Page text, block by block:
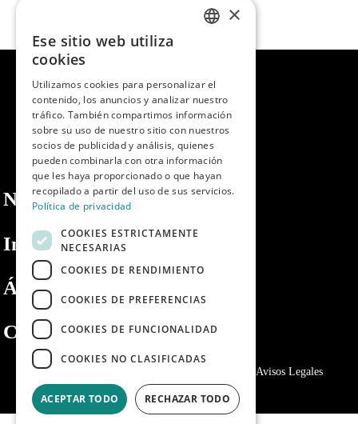
Nosotros
Información
Área privada
Contacto
Política de privacidad Avisos Legales
PORTUGUESE
×
Ese sitio web utiliza
cookies
Utilizamos cookies para personalizar el
contenido, los anuncios y analizar nuestro
tráfico. También compartimos información
sobre su uso de nuestro sitio con nuestros
socios de publicidad y análisis, quienes
pueden combinarla con otra información
que les haya proporcionado o que hayan
recopilado a partir del uso de sus servicios.
Política de privacidad
COOKIES ESTRICTAMENTE
NECESARIAS
COOKIES DE RENDIMIENTO
COOKIES DE PREFERENCIAS
COOKIES DE FUNCIONALIDAD
COOKIES NO CLASIFICADAS
ACEPTAR TODO RECHAZAR TODO